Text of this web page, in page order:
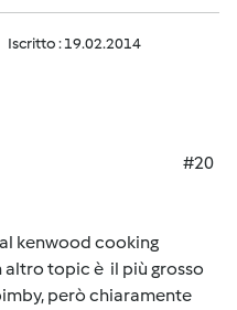
Iscritto : 19.02.2014
#20
kenwood cooking
altro topic è il più grosso
però chiaramente